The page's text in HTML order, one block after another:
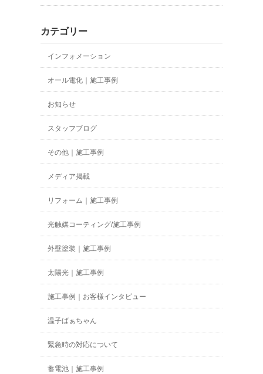
カテゴリー
インフォメーション
オール電化｜施工事例
お知らせ
スタッフブログ
その他｜施工事例
メディア掲載
リフォーム｜施工事例
光触媒コーティング/施工事例
外壁塗装｜施工事例
太陽光｜施工事例
施工事例｜お客様インタビュー
温子ばぁちゃん
緊急時の対応について
蓄電池｜施工事例